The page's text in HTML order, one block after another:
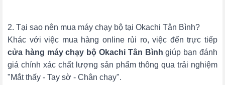
2. Tại sao nên mua máy chạy bộ tại Okachi Tân Bình?
Khác với việc mua hàng online rủi ro, việc đến trực tiếp
cửa hàng máy chạy bộ Okachi Tân Bình giúp bạn đánh
giá chính xác chất lượng sản phẩm thông qua trải nghiệm
"Mắt thấy - Tay sờ - Chân chạy".